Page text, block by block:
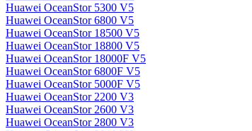
Huawei OceanStor 5300 V5
Huawei OceanStor 6800 V5
Huawei OceanStor 18500 V5
Huawei OceanStor 18800 V5
Huawei OceanStor 18000F V5
Huawei OceanStor 6800F V5
Huawei OceanStor 5000F V5
Huawei OceanStor 2200 V3
Huawei OceanStor 2600 V3
Huawei OceanStor 2800 V3